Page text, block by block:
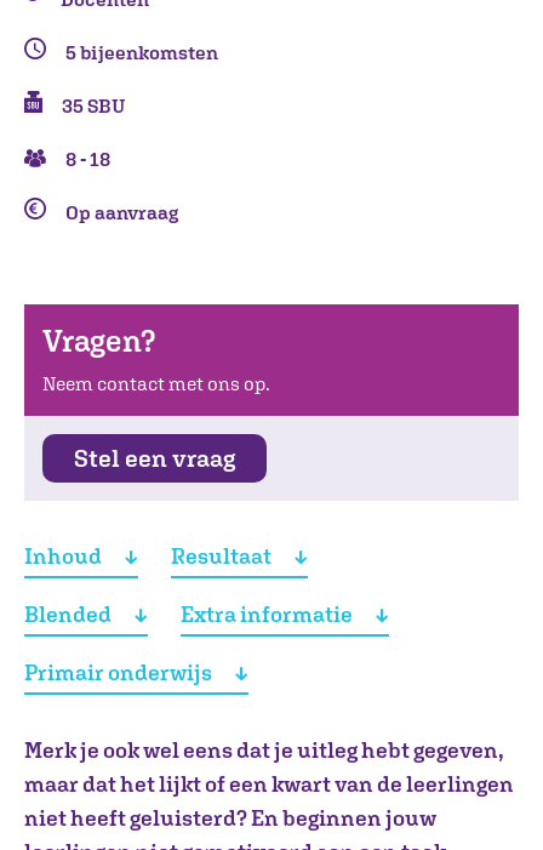
5 bijeenkomsten
35 SBU
8 - 18
Op aanvraag
Vragen?
Neem contact met ons op.
Stel een vraag
Inhoud Resultaat
Blended Extra informatie
Primair onderwijs
Merk je ook wel eens dat je uitleg hebt gegeven,
maar dat het lijkt of een kwart van de leerlingen
niet heeft geluisterd? En beginnen jouw